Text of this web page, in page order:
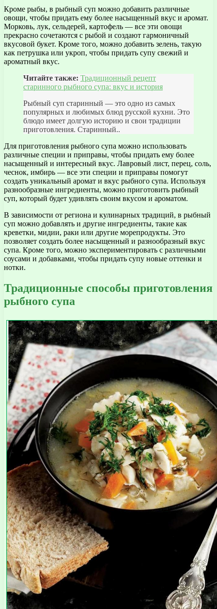
Кроме рыбы, в рыбный суп можно добавить различные
овощи, чтобы придать ему более насыщенный вкус и аромат.
Морковь, лук, сельдерей, картофель — все эти овощи
прекрасно сочетаются с рыбой и создают гармоничный
вкусовой букет. Кроме того, можно добавить зелень, такую
как петрушка или укроп, чтобы придать супу свежий и
ароматный вкус.
Читайте также: Традиционный рецепт
старинного рыбного супа: вкус и история
Рыбный суп старинный — это одно из самых
популярных и любимых блюд русской кухни. Это
блюдо имеет долгую историю и свои традиции
приготовления. Старинный..
Для приготовления рыбного супа можно использовать
различные специи и приправы, чтобы придать ему более
насыщенный и интересный вкус. Лавровый лист, перец, соль,
чеснок, имбирь — все эти специи и приправы помогут
создать уникальный аромат и вкус рыбного супа. Используя
разнообразные ингредиенты, можно приготовить рыбный
суп, который будет удивлять своим вкусом и ароматом.
В зависимости от региона и кулинарных традиций, в рыбный
суп можно добавлять и другие ингредиенты, такие как
креветки, мидии, раки или другие морепродукты. Это
позволяет создать более насыщенный и разнообразный вкус
супа. Кроме того, можно экспериментировать с различными
соусами и добавками, чтобы придать супу новые оттенки и
нотки.
Традиционные способы приготовления
рыбного супа